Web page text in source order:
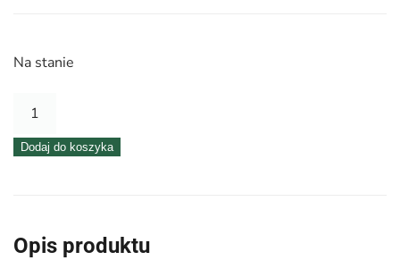
Na stanie
ilość
8cm
wzór
Dodaj do koszyka
Opis produktu